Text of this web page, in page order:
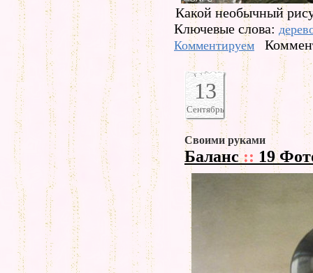
Какой необычный
Ключевые слова:
Комментируем
13
Сентябрь
Своими руками
Баланс:: 19